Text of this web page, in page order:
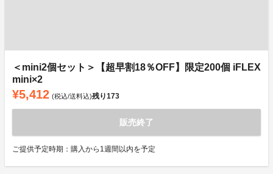
＜mini2個セット＞【超早割18％OFF】限定200個 iFLEX
mini×2
¥5,412 (税込/送料込)残り173
販売終了
ご提供予定時期：購入から1週間以内を予定